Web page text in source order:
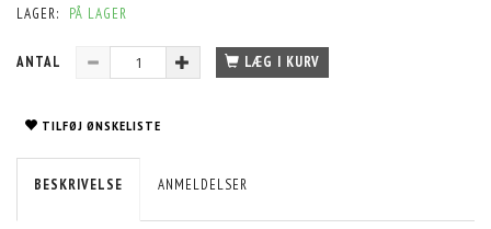
LAGER: PÅ LAGER
ANTAL LÆG I KURV
TILFØJ ØNSKELISTE
BESKRIVELSE ANMELDELSER